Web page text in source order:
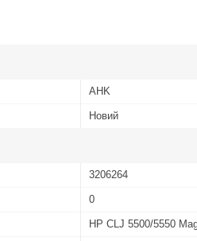
AHK
Новий
3206264
0
HP CLJ 5500/5550